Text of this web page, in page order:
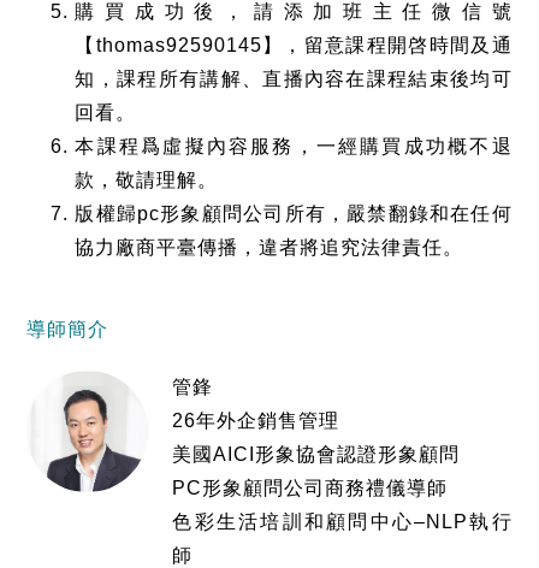
購買成功後，請添加班主任微信號
【thomas92590145】，留意課程開啓時間及通
知，課程所有講解、直播內容在課程結束後均可
回看。
本課程爲虛擬內容服務，一經購買成功概不退
款，敬請理解。
版權歸pc形象顧問公司所有，嚴禁翻錄和在任何
協力廠商平臺傳播，違者將追究法律責任。
導師簡介
管鋒
26年外企銷售管理
美國AICI形象協會認證形象顧問
PC形象顧問公司商務禮儀導師
色彩生活培訓和顧問中心–NLP執行
師